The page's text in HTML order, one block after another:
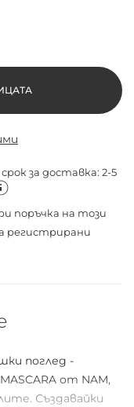
за доставка: 2-5
поръчка на този
регистрирани
поглед -
от NAM,
Създавайки